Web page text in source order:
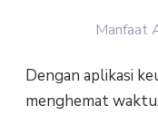
Manfaat
Dengan aplikasi
menghemat